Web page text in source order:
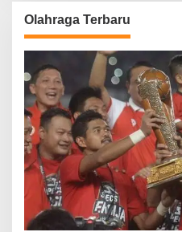
Olahraga Terbaru